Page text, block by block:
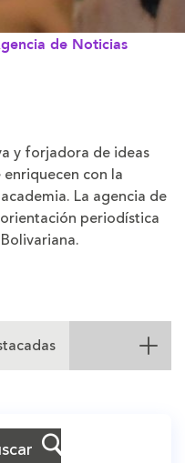
de Noticias
y forjadora de ideas
con la
La agencia de
periodística